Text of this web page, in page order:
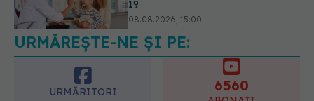
08.08.2026, 18:00
URMĂREȘTE-NE ȘI PE:
URMĂRITORI 6560